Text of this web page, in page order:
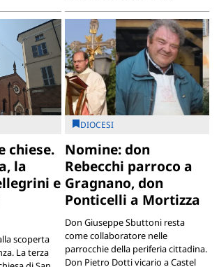
chiese.
la
e
scoperta
La terza
DIOCESI
Nomine: don
Rebecchi parroco a
Gragnano, don
Ponticelli a Mortizza
Don Giuseppe Sbuttoni resta
come collaboratore nelle
parrocchie della periferia cittadina.
Don Pietro Dotti vicario a Castel